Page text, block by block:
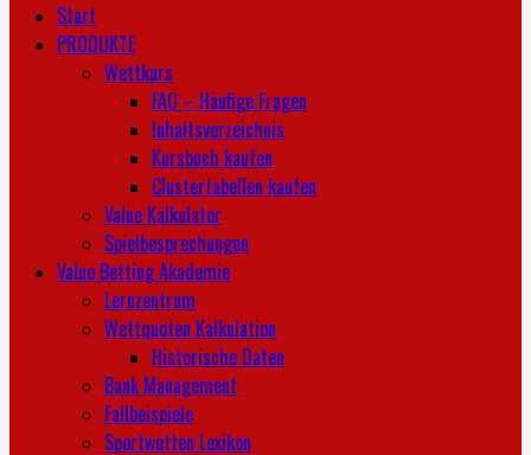
Start
PRODUKTE
Wettkurs
FAQ – Häufige Fragen
Inhaltsverzeichnis
Kursbuch kaufen
Clustertabellen kaufen
Value Kalkulator
Spielbesprechungen
Value Betting Akademie
Lernzentrum
Wettquoten Kalkulation
Historische Daten
Bank Management
Fallbeispiele
Sportwetten Lexikon